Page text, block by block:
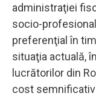
administraţiei
socio-
preferenţial în
situaţia actuală,
lucrătorilor din
cost